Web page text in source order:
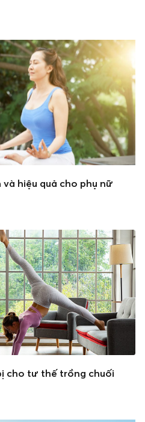
hiệu quả cho phụ nữ
cho tư thế trồng chuối